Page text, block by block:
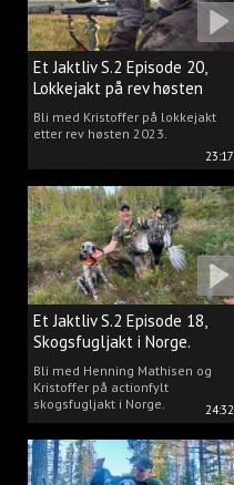
23:17
Et Jaktliv S.2 Episode 20,
Lokkejakt på rev høsten
2023.
Bli med Kristoffer på lokkejakt
etter rev høsten 2023.
24:32
Et Jaktliv S.2 Episode 18,
Skogsfugljakt i Norge.
Bli med Henning Mathisen og
Kristoffer på actionfylt
skogsfugljakt i Norge.